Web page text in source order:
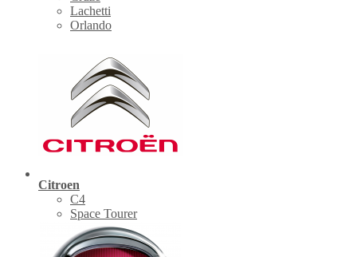
Lachetti
Orlando
Citroen
C4
Space Tourer